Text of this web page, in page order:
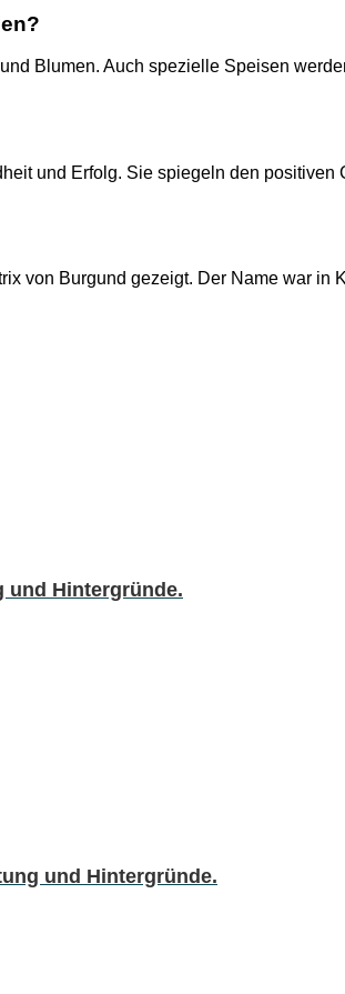
Blumen. Auch spezielle Speisen
und Erfolg. Sie spiegeln den
von Burgund gezeigt. Der Name war in
und Hintergründe.
und Hintergründe.